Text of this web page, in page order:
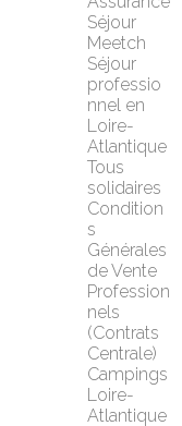
Séjour
Meetch
Séjour
professio
nnel en
Loire-
Atlantique
Tous
solidaires
Condition
s
Générales
de Vente
Profession
nels
(Contrats
Centrale)
Campings
Loire-
Atlantique